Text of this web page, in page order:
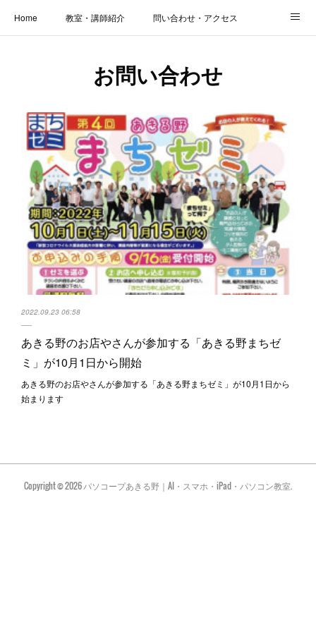
Home 教室・講師紹介 問い合わせ・アクセス
お役立ちブログ | スマホ・パソコン
会社概要
お問い合わせ
2022.09.23 06:58
あきる野のお店やさんが参加する「あきる野まちゼ
ミ」が10月1日から開始
あきる野のお店やさんが参加する「あきる野まちゼミ」が10月1日から
始まります
Copyright ©2026パソコープあきる野｜AI・スマホ・iPad・パソコン教室.